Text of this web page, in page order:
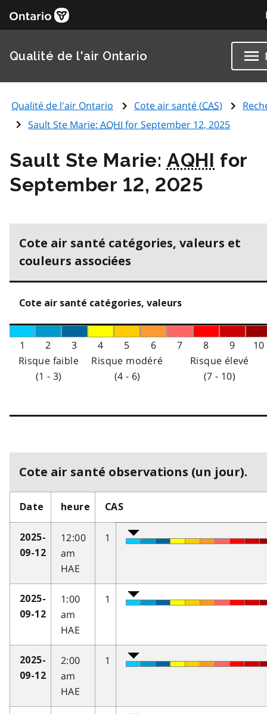
Qualité de l'air Ontario
Qualité de l'air Ontario Cote air santé (CAS)
Sault Ste Marie:AQHI for September 12, 2025
Sault Ste Marie: AQHI for
September 12, 2025
Cote air santé catégories, valeurs et
couleurs associées
Cote air santé catégories, valeurs
1 2 3 4 5 6 7 8 9
10
Risque faible
(1 - 3)
Risque modéré
(4 - 6)
Risque élevé
(7 - 10)
Cote air santé observations (un jour).
Date heure CAS
2025-
09-12
12:00
am
HAE
1
2025-
09-12
1:00
am
HAE
1
2025-
09-12
2:00
am
HAE
1